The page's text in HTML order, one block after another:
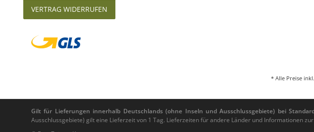
VERTRAG WIDERRUFEN
* Alle Preise
Gilt für Lieferungen innerhalb Deutschlands (ohne Inseln und Ausschlussgebiete) bei
Ausschlussgebiete) gilt eine Lieferzeit von 1 Tag. Lieferzeiten für andere Länder und Informationen